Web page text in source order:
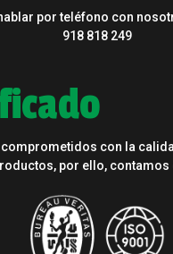
por teléfono con
918 818 249
comprometidos con la
por ello,